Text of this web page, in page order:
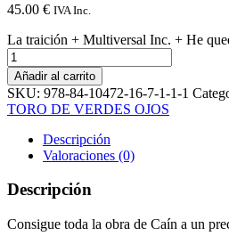
45.00 € IVA Inc.
La traición + Multiversal Inc. + He
Añadir al carrito
SKU: 978-84-10472-16-7-1-1-1
TORO DE VERDES OJOS
Descripción
Valoraciones (0)
Descripción
Consigue toda la obra de Caín a un